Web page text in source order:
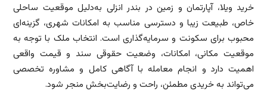
خرید ویلا، آپارتمان و زمین در بندر انزلی به‌دلیل موقعیت ساحلی
خاص، طبیعت زیبا و دسترسی مناسب به امکانات شهری، گزینه‌ای
محبوب برای سکونت و سرمایه‌گذاری است. انتخاب ملک با توجه به
موقعیت مکانی، امکانات، وضعیت حقوقی سند و قیمت واقعی
اهمیت دارد و انجام معامله با آگاهی کامل و مشاوره تخصصی
می‌تواند به خریدی مطمئن، راحت و رضایت‌بخش منجر شود.